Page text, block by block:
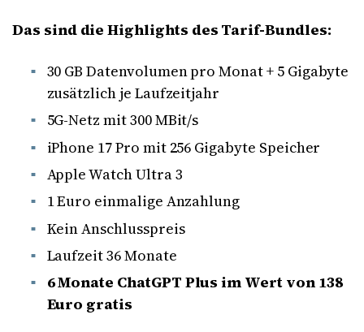
Das sind die Highlights des Tarif-Bundles:
30 GB Datenvolumen pro Monat + 5 Gigabyte
zusätzlich je Laufzeitjahr
5G-Netz mit 300 MBit/s
iPhone 17 Pro mit 256 Gigabyte Speicher
Apple Watch Ultra 3
1 Euro einmalige Anzahlung
Kein Anschlusspreis
Laufzeit 36 Monate
6 Monate ChatGPT Plus im Wert von 138
Euro gratis